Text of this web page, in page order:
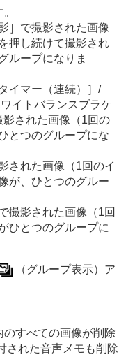
る（コピー）
］ で撮影された画像
押し続けて撮影され
ループになりま
イマー（連続）］/
イトバランスブラケ
影された画像（1回の
とつのグループにな
された画像（1回のイ
が、ひとつのグルー
撮影された画像（1回
ひとつのグループに
（グループ表示）ア
すべての画像が削除
された音声メモも削除